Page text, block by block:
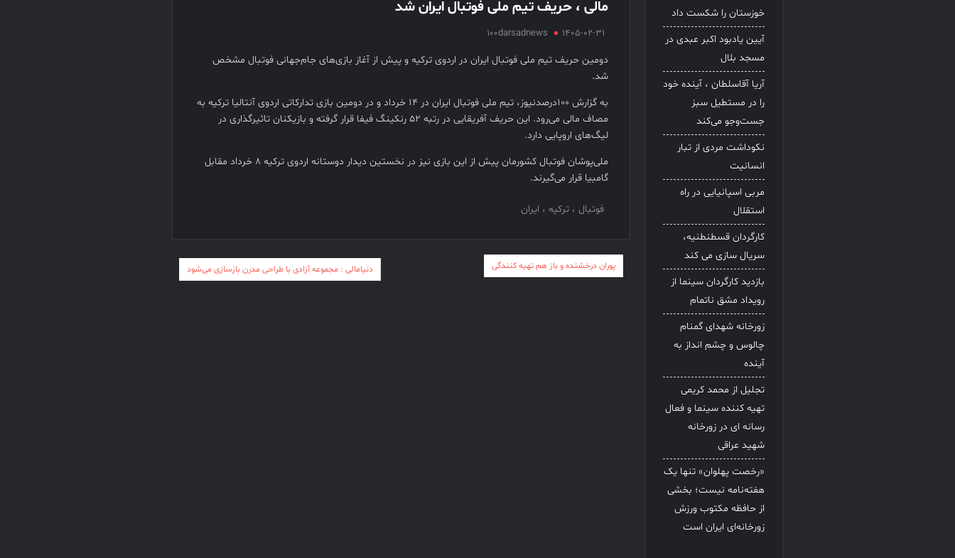
مالی ، حریف تیم ملی فوتبال ایران شد
100darsadnews 1405-02-31
دومین حریف تیم ملی فوتبال ایران در اردوی ترکیه و پیش از آغاز بازی‌های جام‌جهانی فوتبال مشخص
شد.
به گزارش ۱۰۰درصدنیوز، تیم ملی فوتبال ایران در ۱۴ خرداد و در دومین بازی تدارکاتی اردوی آنتالیا ترکیه به
مصاف مالی می‌رود. این حریف آفریقایی در رتبه ۵۲ رنکینگ فیفا قرار گرفته و بازیکنان تاثیرگذاری در
لیگ‌های اروپایی دارد.
ملی‌پوشان فوتبال کشورمان پیش از این بازی نیز در نخستین دیدار دوستانه اردوی ترکیه ۸ خرداد مقابل
گامبیا قرار می‌گیرند.
فوتبال ، ترکیه ، ایران
راهبری
پوران درخشنده و باز هم تهیه کنندگی دنیامالی : مجموعه آزادی با طراحی مدرن بازسازی می‌شود
خوزستان را شکست داد
آیین یادبود اکبر عبدی در
مسجد بلال
آریا آقاسلطان ، آینده خود
را در مستطیل سبز
جست‌وجو می‌کند
نکوداشت مردی از تبار
انسانیت
مربی اسپانیایی در راه
استقلال
کارگردان قسطنطنیه،
سریال سازی می کند
بازدید کارگردان سینما از
رویداد مشق ناتمام
زورخانه شهدای گمنام
چالوس و چشم انداز به
آینده
تجلیل از محمد کریمی
تهیه کننده سینما و فعال
رسانه ای در زورخانه
شهید عراقی
«رخصت پهلوان» تنها یک
هفته‌نامه نیست؛ بخشی
از حافظه مکتوب ورزش
زورخانه‌ای ایران است